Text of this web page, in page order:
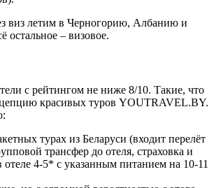
виз летим в Черногорию, Албанию и
остальное – визовое.
с рейтингом не ниже 8/10. Такие, что
красивых туров YOUTRAVEL.BY.
турах из Беларуси (входит перелёт
трансфер до отеля, страховка и
4-5* с указанным питанием на 10-11